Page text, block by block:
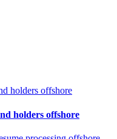
holders offshore